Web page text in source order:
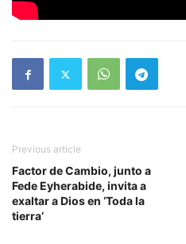
Previous article
Factor de Cambio, junto a
Fede Eyherabide, invita a
exaltar a Dios en ‘Toda la
tierra’